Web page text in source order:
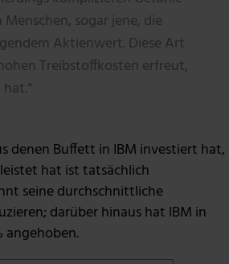
sogar jene, die
Aktienwert. Diese Art
Treibstoffkosten erfreut,
denen Buffett in IBM investiert hat,
hat ist tatsächlich
seine durchschnittliche
darüber hinaus hat IBM in
angehoben.